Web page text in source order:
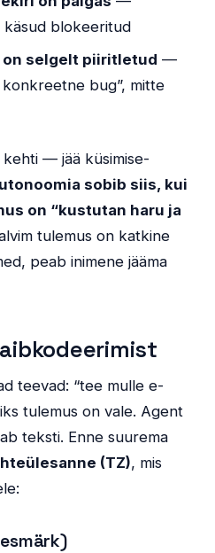
käsud blokeeritud
on selgelt piiritletud —
konkreetne bug”, mitte
— jää küsimise-
sobib siis, kui
on “kustutan haru ja
tulemus on katkine
peab inimene jääma
teevad: “tee mulle e-
tulemus on vale. Agent
teksti. Enne suurema
(TZ), mis